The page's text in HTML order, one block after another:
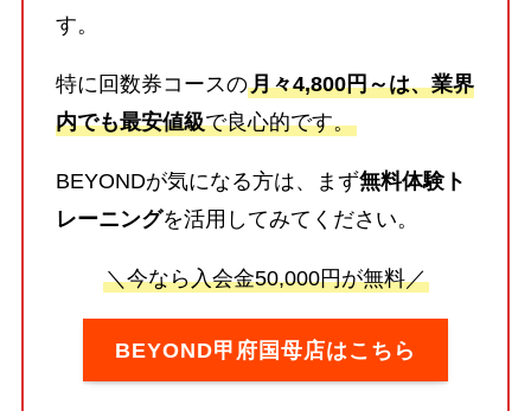
す。
特に回数券コースの月々4,800円～は、業界
内でも最安値級で良心的です。
BEYONDが気になる方は、まず無料体験ト
レーニングを活用してみてください。
＼今なら入会金50,000円が無料／
BEYOND甲府国母店はこちら